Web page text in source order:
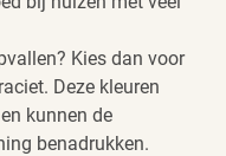
Kies dan voor
Deze kleuren
kunnen de
benadrukken.